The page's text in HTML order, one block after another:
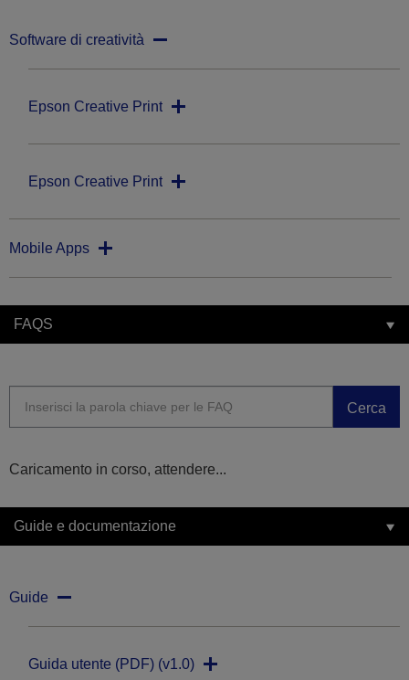
Software di creatività
Epson Creative Print
Epson Creative Print
Mobile Apps
FAQS
Cerca
Caricamento in corso, attendere...
Guide e documentazione
Guide
Guida utente (PDF) (v1.0)